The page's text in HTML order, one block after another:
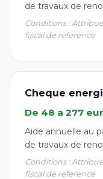
de travaux de
Conditions :
fiscal de reference
Cheque
De 48 a 277
Aide annuelle au
de travaux de
Conditions :
fiscal de reference